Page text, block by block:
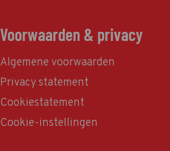
Voorwaarden & privacy
Algemene voorwaarden
Privacy statement
Cookiestatement
Cookie-instellingen